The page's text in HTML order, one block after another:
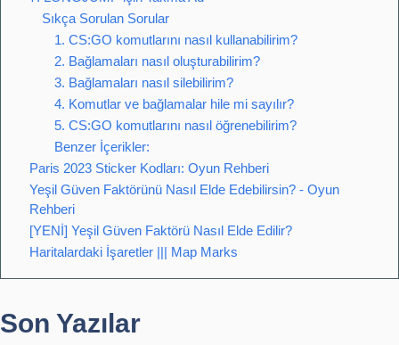
Sıkça Sorulan Sorular
1. CS:GO komutlarını nasıl kullanabilirim?
2. Bağlamaları nasıl oluşturabilirim?
3. Bağlamaları nasıl silebilirim?
4. Komutlar ve bağlamalar hile mi sayılır?
5. CS:GO komutlarını nasıl öğrenebilirim?
Benzer İçerikler:
Paris 2023 Sticker Kodları: Oyun Rehberi
Yeşil Güven Faktörünü Nasıl Elde Edebilirsin? - Oyun
Rehberi
[YENİ] Yeşil Güven Faktörü Nasıl Elde Edilir?
Haritalardaki İşaretler ||| Map Marks
Son Yazılar